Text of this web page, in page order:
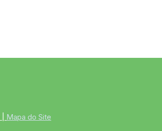
Mapa do Site